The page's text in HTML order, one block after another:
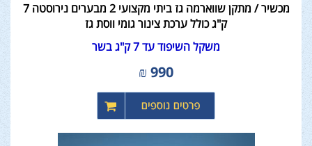
מכשיר / מתקן שווארמה גז ביתי מקצועי 2 מבערים נירוסטה 7
ק"ג כולל ערכת צינור גומי ווסת גז
משקל השיפוד עד 7 ק"ג בשר
990
₪